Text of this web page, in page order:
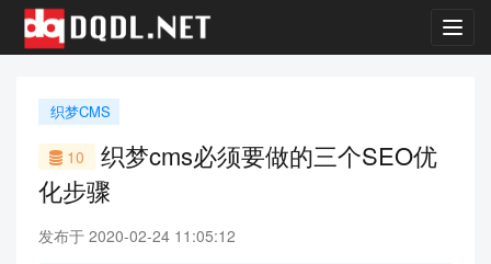
织梦CMS
10
织梦cms必须要做的三个SEO优
化步骤
发布于 2020-02-24 11:05:12